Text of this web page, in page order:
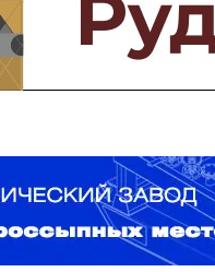
Предприятия и компании
Интервью
Выставки,